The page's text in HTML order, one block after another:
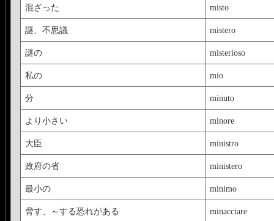
混ざった misto
謎、不思議 mistero
謎の misterioso
私の mio
分 minuto
より小さい minore
大臣 ministro
政府の省 ministero
最小の minimo
脅す、～する恐れがある minacciare